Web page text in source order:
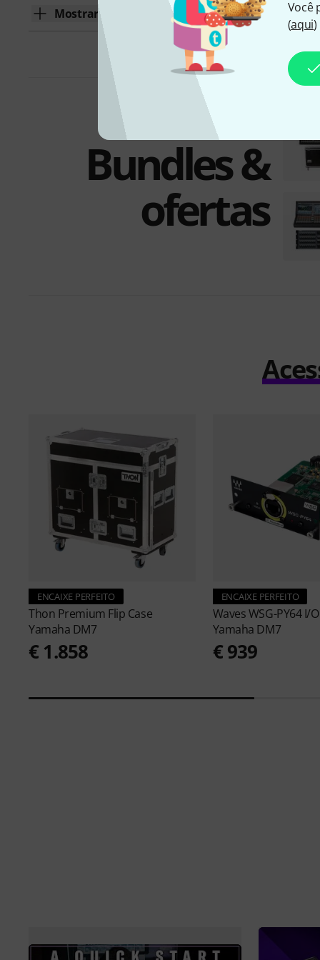
Você
(aqui)
Mostrar mais
Bundles &
ofertas
ENCAIXE PERFEITO
Thon Premium Flip Case
Yamaha DM7
€ 1.858
ENCAIXE PERFEITO
WavesWSG-PY64 I/
Yamaha DM7
€ 939